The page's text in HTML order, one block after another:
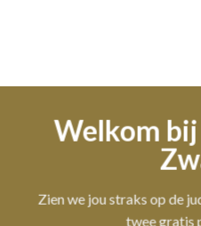
Welkom
Zien we jou straks op de
twee gratis